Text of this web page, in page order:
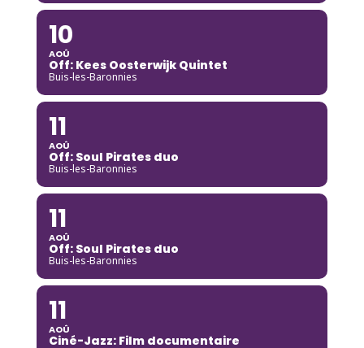
10
AOÛ
Off: Kees Oosterwijk Quintet
Buis-les-Baronnies
11
AOÛ
Off: Soul Pirates duo
Buis-les-Baronnies
11
AOÛ
Off: Soul Pirates duo
Buis-les-Baronnies
11
AOÛ
Ciné-Jazz: Film documentaire